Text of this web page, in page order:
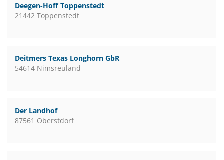
Deegen-Hoff Toppenstedt
21442 Toppenstedt
Deitmers Texas Longhorn GbR
54614 Nimsreuland
Der Landhof
87561 Oberstdorf